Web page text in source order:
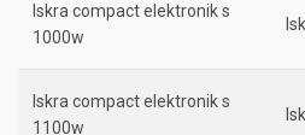
Iskra compact elektronik s
1000w
Iskra compact elektronik s
1100w